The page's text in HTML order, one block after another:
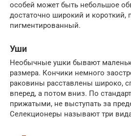
особей может быть небольшое
достаточно широкий и короткий,
пигментированный.
Уши
Необычные ушки бывают
размера. Кончики немного
раковины расставлены широко,
вперед, а потом вниз. По
прижатыми, не выступать за
Селекционеры называют три